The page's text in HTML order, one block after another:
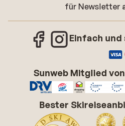
für Newsletter
Einfach und
Sunweb Mitglied von
Bester